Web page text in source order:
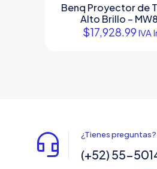
Benq Proyector de
Alto Brillo –
$17,928.99 IVA
¿Tienes preguntas?
(+52) 55-